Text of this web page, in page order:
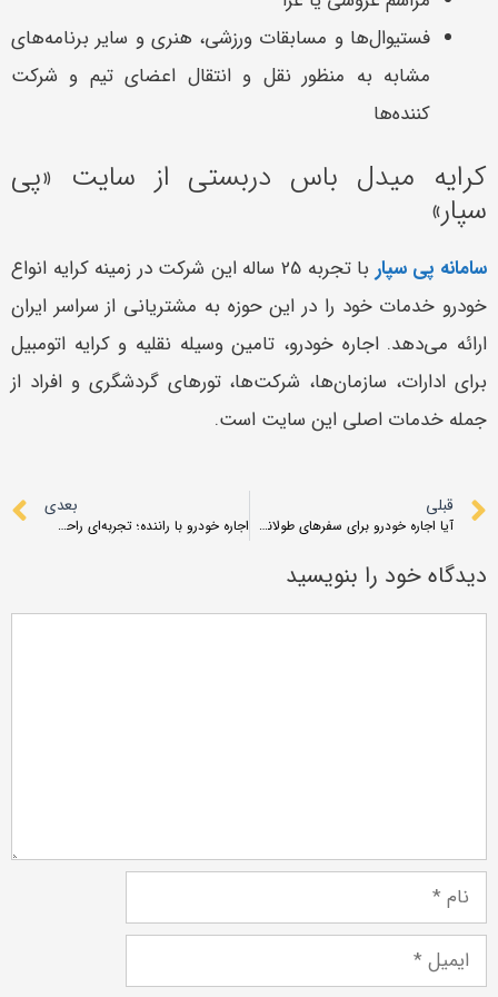
فستیوال‌ها و مسابقات ورزشی، هنری و سایر برنامه‌های
مشابه به منظور نقل و انتقال اعضای تیم و شرکت
کننده‌ها
کرایه میدل باس دربستی از سایت «پی
سپار»
سامانه پی سپار
با تجربه 25 ساله این شرکت در زمینه کرایه انواع
خودرو خدمات خود را در این حوزه به مشتریانی از سراسر ایران
ارائه می‌دهد. اجاره خودرو، تامین وسیله نقلیه و کرایه اتومبیل
برای ادارات، سازمان‌ها، شرکت‌ها، تورهای گردشگری و افراد از
جمله خدمات اصلی این سایت است.
قبلی
آیا اجاره خودرو برای سفرهای طولانی بین‌شهری مناسب است؟
بعدی
اجاره خودرو با راننده؛ تجربه‌ای راحت و به صرفه
دیدگاه خود را بنویسید